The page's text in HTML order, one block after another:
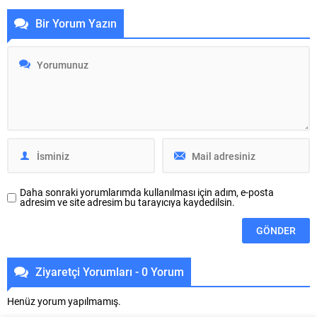
önündeki otoparkta yaşanan
sorunları bir kez daha gündeme
getirdi. Gemlik Kaymakamlığının
açıklamasına rağmen, ilerleme
Sokak’ta bulunan...
inceledi ve yeni otoparkın bu ay
gelindi. Şahin Biba
Bir Yorum Yazın
Daha sonraki yorumlarımda kullanılması için adım, e-posta
adresim ve site adresim bu tarayıcıya kaydedilsin.
Ziyaretçi Yorumları - 0 Yorum
Henüz yorum yapılmamış.